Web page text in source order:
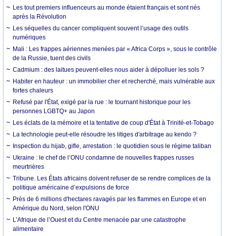
Les tout premiers influenceurs au monde étaient français et sont nés
après la Révolution
Les séquelles du cancer compliquent souvent l’usage des outils
numériques
Mali : Les frappes aériennes menées par « Africa Corps », sous le contrôle
de la Russie, tuent des civils
Cadmium : des laitues peuvent-elles nous aider à dépolluer les sols ?
Habiter en hauteur : un immobilier cher et recherché, mais vulnérable aux
fortes chaleurs
Refusé par l'État, exigé par la rue : le tournant historique pour les
personnes LGBTQ+ au Japon
Les éclats de la mémoire et la tentative de coup d'État à Trinité-et-Tobago
La technologie peut-elle résoudre les litiges d'arbitrage au kendo ?
Inspection du hijab, gifle, arrestation : le quotidien sous le régime taliban
Ukraine : le chef de l’ONU condamne de nouvelles frappes russes
meurtrières
Tribune. Les États africains doivent refuser de se rendre complices de la
politique américaine d’expulsions de force
Près de 6 millions d'hectares ravagés par les flammes en Europe et en
Amérique du Nord, selon l'ONU
L’Afrique de l’Ouest et du Centre menacée par une catastrophe
alimentaire